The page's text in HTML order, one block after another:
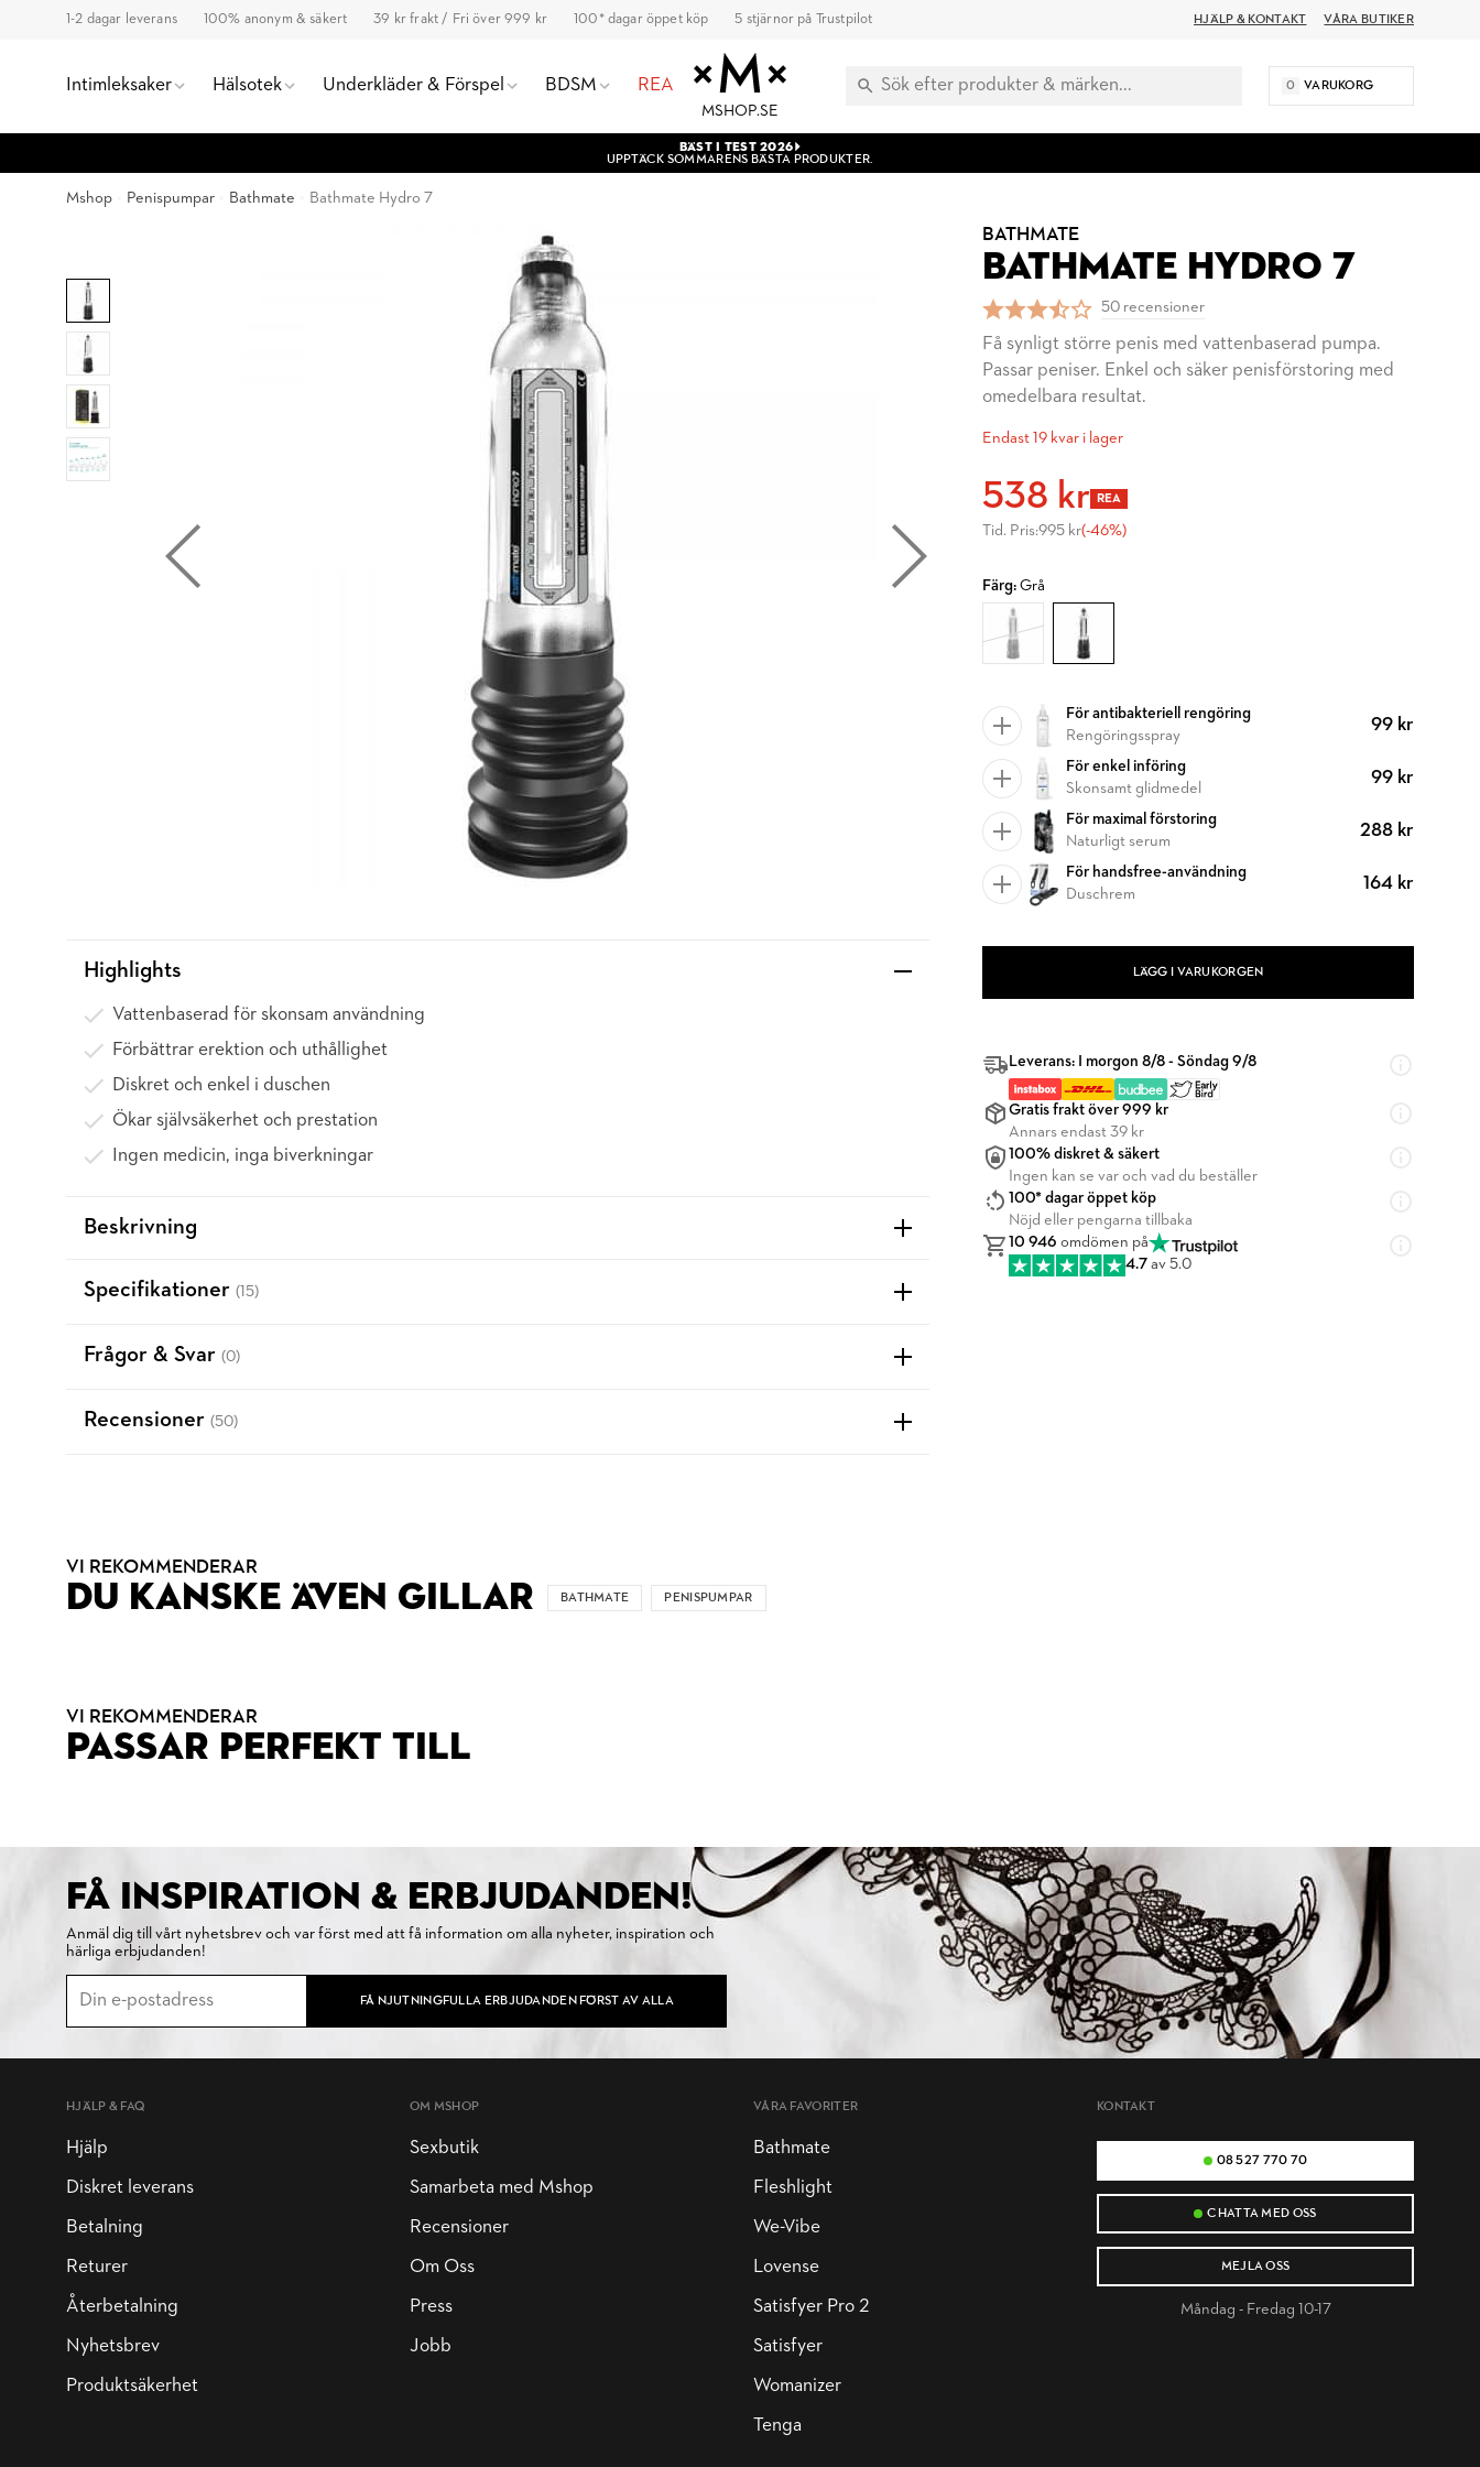
1-2 dagar leverans 100% anonym & säkert 39 kr frakt / Fri över 999 kr 100* dagar öppet köp 5 stjärnor på Trustpilot HJÄLP & KONTAKT VÅRA BUTIKER
Intimleksaker Hälsotek Underkläder & Förspel BDSM REA
MSHOP.SE
0 VARUKORG
BÄST I TEST 2026
UPPTÄCK SOMMARENS BÄSTA PRODUKTER.
Mshop Penispumpar Bathmate Bathmate Hydro 7
BATHMATE
BATHMATE HYDRO 7
50 recensioner
Få synligt större penis med vattenbaserad pumpa.
Passar peniser. Enkel och säker penisförstoring med
omedelbara resultat.
Endast 19 kvar i lager
538 kr REA
Tid. Pris:995 kr(-46%)
Färg: Grå
För antibakteriell rengöring
Rengöringsspray
99 kr
För enkel införing
Skonsamt glidmedel
99 kr
För maximal förstoring
Naturligt serum
288 kr
För handsfree-användning
Duschrem
164 kr
LÄGG I VARUKORGEN
Leverans: I morgon 8/8 - Söndag 9/8
Gratis frakt över 999 kr
Annars endast 39 kr
100% diskret & säkert
Ingen kan se var och vad du beställer
100* dagar öppet köp
Nöjd eller pengarna tillbaka
10 946 omdömen på
4.7 av 5.0
Highlights
Vattenbaserad för skonsam användning
Förbättrar erektion och uthållighet
Diskret och enkel i duschen
Ökar självsäkerhet och prestation
Ingen medicin, inga biverkningar
Beskrivning
Specifikationer (15)
Frågor & Svar (0)
Recensioner (50)
VI REKOMMENDERAR
DU KANSKE ÄVEN GILLAR BATHMATE PENISPUMPAR
VI REKOMMENDERAR
PASSAR PERFEKT TILL
FÅ INSPIRATION & ERBJUDANDEN!
Anmäl dig till vårt nyhetsbrev och var först med att få information om alla nyheter, inspiration och
härliga erbjudanden!
FÅ NJUTNINGFULLA ERBJUDANDEN FÖRST AV ALLA
KONTAKT
08 527 770 70
CHATTA MED OSS
MEJLA OSS
Måndag - Fredag 10-17
HJÄLP & FAQ
Hjälp
Diskret leverans
Betalning
Returer
Återbetalning
Nyhetsbrev
Produktsäkerhet
OM MSHOP
Sexbutik
Samarbeta med Mshop
Recensioner
Om Oss
Press
Jobb
VÅRA FAVORITER
Bathmate
Fleshlight
We-Vibe
Lovense
Satisfyer Pro 2
Satisfyer
Womanizer
Tenga